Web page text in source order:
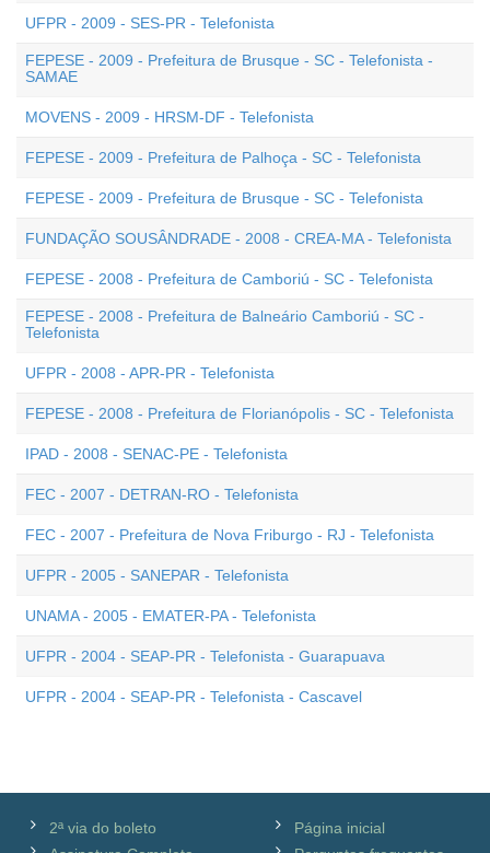
UFPR - 2009 - SES-PR - Telefonista
FEPESE - 2009 - Prefeitura de Brusque - SC - Telefonista -
SAMAE
MOVENS - 2009 - HRSM-DF - Telefonista
FEPESE - 2009 - Prefeitura de Palhoça - SC - Telefonista
FEPESE - 2009 - Prefeitura de Brusque - SC - Telefonista
FUNDAÇÃO SOUSÂNDRADE - 2008 - CREA-MA - Telefonista
FEPESE - 2008 - Prefeitura de Camboriú - SC - Telefonista
FEPESE - 2008 - Prefeitura de Balneário Camboriú - SC -
Telefonista
UFPR - 2008 - APR-PR - Telefonista
FEPESE - 2008 - Prefeitura de Florianópolis - SC - Telefonista
IPAD - 2008 - SENAC-PE - Telefonista
FEC - 2007 - DETRAN-RO - Telefonista
FEC - 2007 - Prefeitura de Nova Friburgo - RJ - Telefonista
UFPR - 2005 - SANEPAR - Telefonista
UNAMA - 2005 - EMATER-PA - Telefonista
UFPR - 2004 - SEAP-PR - Telefonista - Guarapuava
UFPR - 2004 - SEAP-PR - Telefonista - Cascavel
2ª via do boleto
Página inicial